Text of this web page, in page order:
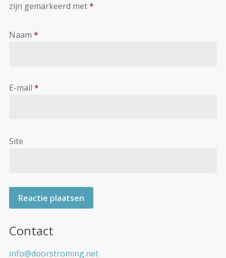
zijn gemarkeerd met*
Naam *
E-mail *
Site
Contact
info@doorstroming.net